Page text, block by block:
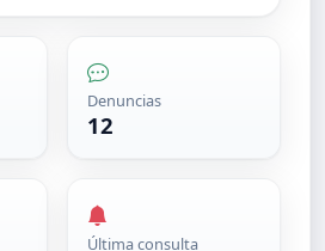
Denuncias
12
Última consulta